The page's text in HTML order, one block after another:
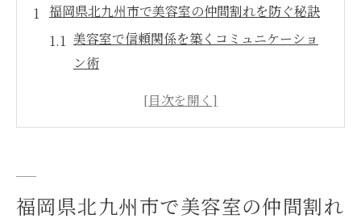
福岡県北九州市で美容室の仲間割れを防ぐ秘訣
美容室で信頼関係を築くコミュニケーショ
ン術
スタッフ同士の協力が小倉の美容室にもた
り
福岡県北九州市で美容室の仲間割れ